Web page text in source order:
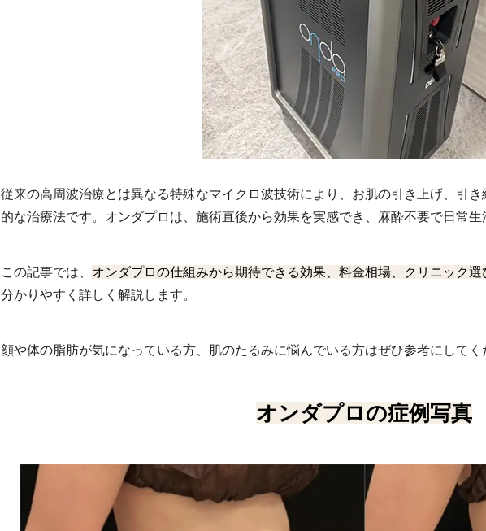
従来の高周波治療とは異なる特殊なマイクロ波技術により、お肌の引き上げ、引
的な治療法です。オンダプロは、施術直後から効果を実感でき、麻酔不要で日常
この記事では、 オンダプロの仕組みから期待できる効果、料金相場、クリニック
分かりやすく詳しく解説します。
顔や体の脂肪が気になっている方、肌のたるみに悩んでいる方はぜひ参考にしてく
オンダプロの症例写真